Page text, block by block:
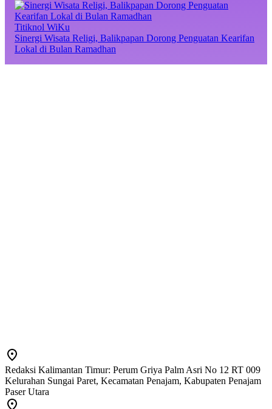
Titiknol WiKu
Sinergi Wisata Religi, Balikpapan Dorong Penguatan Kearifan
Lokal di Bulan Ramadhan
Redaksi Kalimantan Timur: Perum Griya Palm Asri No 12 RT 009
Kelurahan Sungai Paret, Kecamatan Penajam, Kabupaten Penajam
Paser Utara